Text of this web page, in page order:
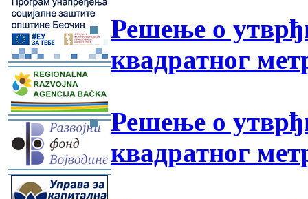
-
-
-
Решење о
квадратног
Решење о
квадратног